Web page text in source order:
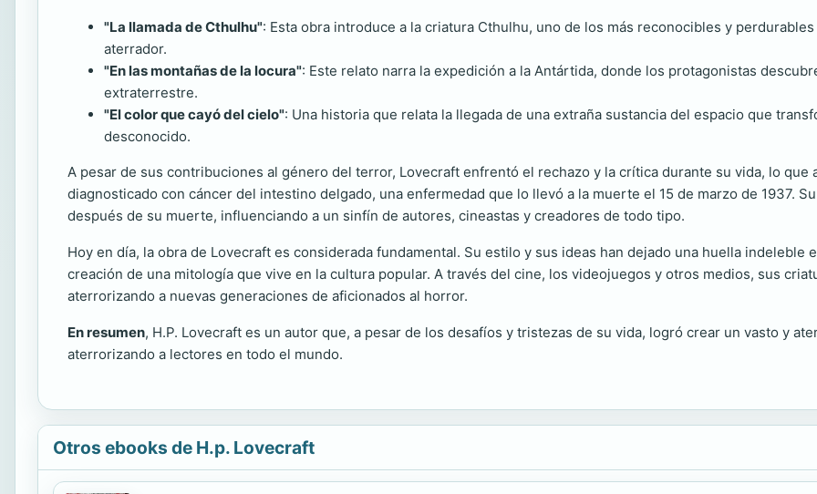
"La llamada de Cthulhu": Esta obra introduce a la criatura Cthulhu, uno de los más reconocibles y
aterrador.
"En las montañas de la locura": Este relato narra la expedición a la Antártida, donde los protagonistas
extraterrestre.
"El color que cayó del cielo": Una historia que relata la llegada de una extraña sustancia del espacio que
desconocido.
A pesar de sus contribuciones al género del terror, Lovecraft enfrentó el rechazo y la crítica durante su vida, lo que
diagnosticado con cáncer del intestino delgado, una enfermedad que lo llevó a la muerte el 15 de marzo de 1937.
después de su muerte, influenciando a un sinfín de autores, cineastas y creadores de todo tipo.
Hoy en día, la obra de Lovecraft es considerada fundamental. Su estilo y sus ideas han dejado una huella
creación de una mitología que vive en la cultura popular. A través del cine, los videojuegos y otros medios, sus
aterrorizando a nuevas generaciones de aficionados al horror.
En resumen, H.P. Lovecraft es un autor que, a pesar de los desafíos y tristezas de su vida, logró crear un vasto y
aterrorizando a lectores en todo el mundo.
Otros ebooks de H.p. Lovecraft